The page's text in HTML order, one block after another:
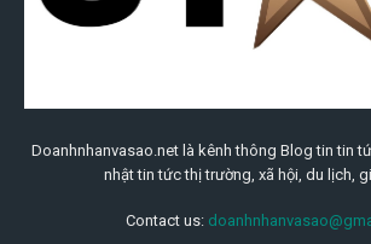
Doanhnhanvasao.net là kênh thông Blog tin tin
nhật tin tức thị trường, xã hội, du lịch,
Contact us: